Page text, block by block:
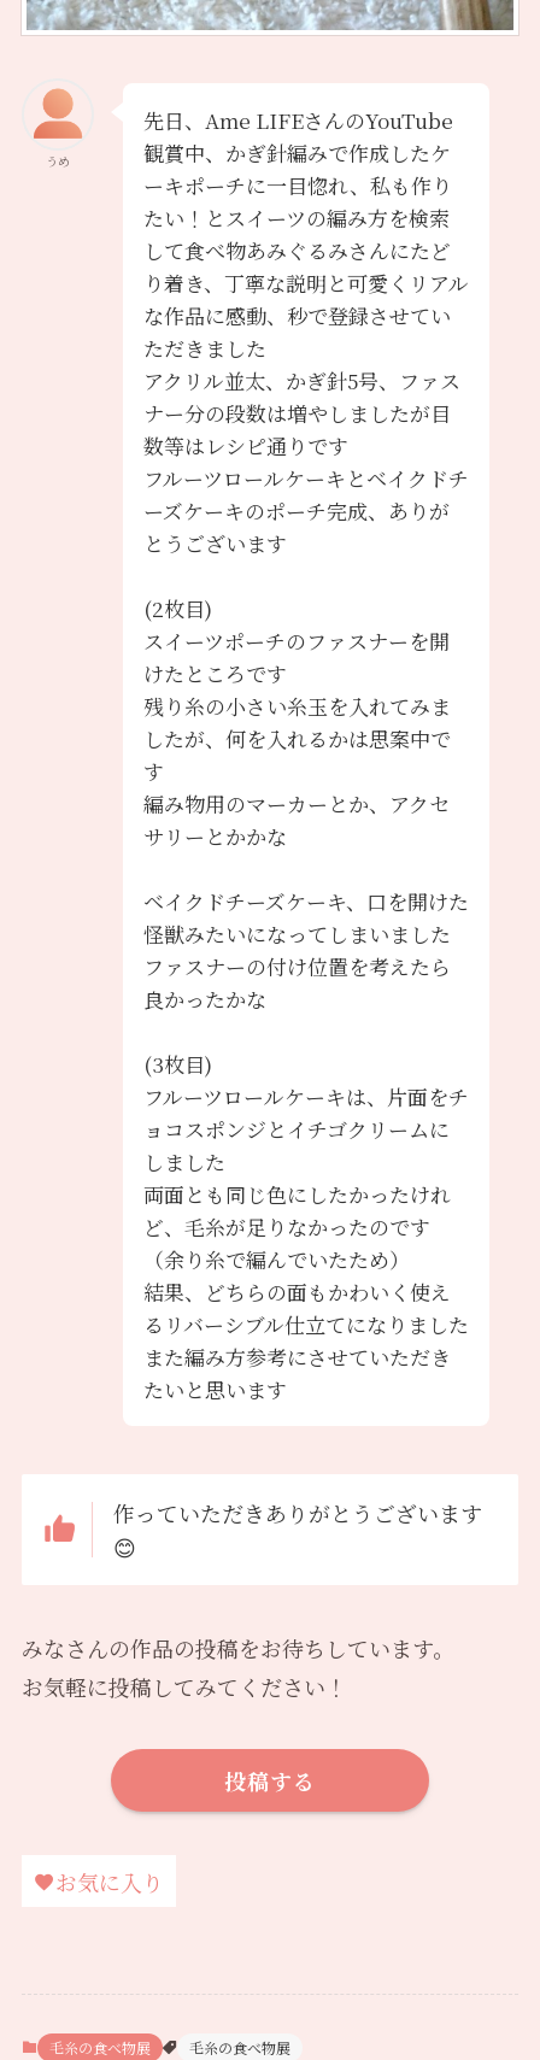
うめ
先日、Ame LIFEさんのYouTube
観賞中、かぎ針編みで作成したケ
ーキポーチに一目惚れ、私も作り
たい！とスイーツの編み方を検索
して食べ物あみぐるみさんにたど
り着き、丁寧な説明と可愛くリアル
な作品に感動、秒で登録させてい
ただきました
アクリル並太、かぎ針5号、ファス
ナー分の段数は増やしましたが目
数等はレシピ通りです
フルーツロールケーキとベイクドチ
ーズケーキのポーチ完成、ありが
とうございます
(2枚目)
スイーツポーチのファスナーを開
けたところです
残り糸の小さい糸玉を入れてみま
したが、何を入れるかは思案中で
す
編み物用のマーカーとか、アクセ
サリーとかかな
ベイクドチーズケーキ、口を開けた
怪獣みたいになってしまいました
ファスナーの付け位置を考えたら
良かったかな
(3枚目)
フルーツロールケーキは、片面をチ
ョコスポンジとイチゴクリームに
しました
両面とも同じ色にしたかったけれ
ど、毛糸が足りなかったのです
（余り糸で編んでいたため）
結果、どちらの面もかわいく使え
るリバーシブル仕立てになりました
また編み方参考にさせていただき
たいと思います
作っていただきありがとうございます
😊
みなさんの作品の投稿をお待ちしています。
お気軽に投稿してみてください！
投稿する
お気に入り
毛糸の食べ物展 毛糸の食べ物展